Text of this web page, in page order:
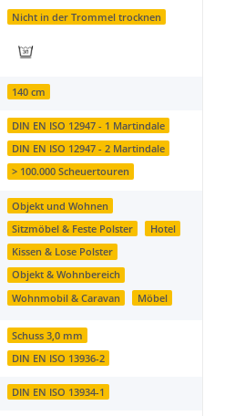
Nicht in der Trommel trocknen
140 cm
DIN EN ISO 12947 - 1 Martindale
DIN EN ISO 12947 - 2 Martindale
> 100.000 Scheuertouren
Objekt und Wohnen
Sitzmöbel & Feste Polster
Hotel
Kissen & Lose Polster
Objekt & Wohnbereich
Wohnmobil & Caravan
Möbel
Schuss 3,0 mm
DIN EN ISO 13936-2
DIN EN ISO 13934-1